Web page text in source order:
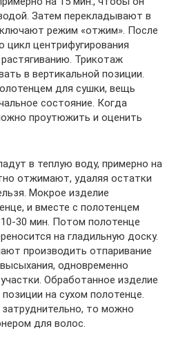
Затем перекладывают в
режим «отжим». После
цикл центрифугирования
Трикотаж
в вертикальной позиции.
для сушки, вещь
состояние. Когда
проутюжить и оценить
в теплую воду, примерно на
отжимают, удаляя остатки
Мокрое изделие
и вместе с полотенцем
30 мин. Потом полотенце
на гладильную доску.
производить отпаривание
одновременно
Обработанное изделие
на сухом полотенце.
то можно
для волос.